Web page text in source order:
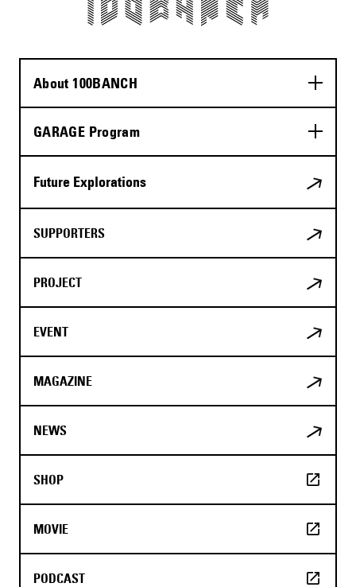
About 100BANCH
GARAGE Program
Future Explorations
SUPPORTERS
PROJECT
EVENT
MAGAZINE
NEWS
SHOP
MOVIE
PODCAST